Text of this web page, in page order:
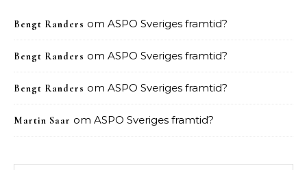
Bengt Randers om ASPO Sveriges framtid?
Bengt Randers om ASPO Sveriges framtid?
Bengt Randers om ASPO Sveriges framtid?
Martin Saar om ASPO Sveriges framtid?